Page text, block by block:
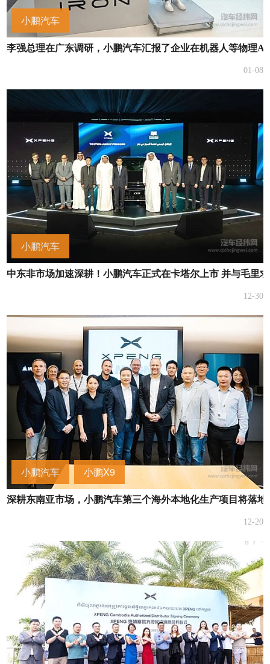
小鹏汽车
李强总理在广东调研，小鹏汽车汇报了企业在机器人等物理
01-08
小鹏汽车
中东非市场加速深耕！小鹏汽车正式在卡塔尔上市 并与毛里
12-30
小鹏汽车 小鹏X9
深耕东南亚市场，小鹏汽车第三个海外本地化生产项目将落地
12-20